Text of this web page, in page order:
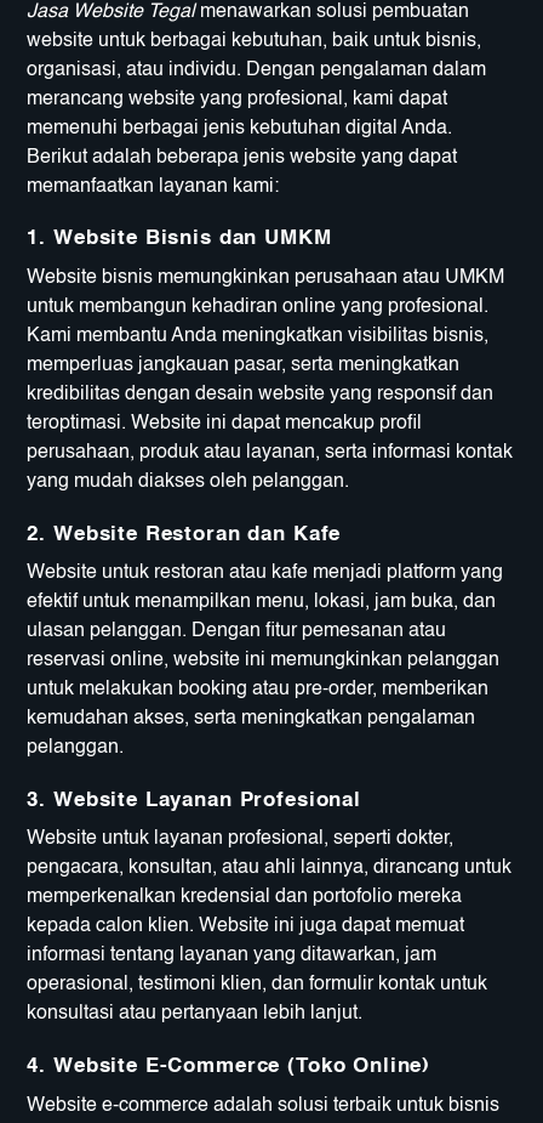
Jasa Website Tegalmenawarkan solusi pembuatan
website untuk berbagai kebutuhan, baik untuk bisnis,
organisasi, atau individu. Dengan pengalaman dalam
merancang website yang profesional, kami dapat
memenuhi berbagai jenis kebutuhan digital Anda.
Berikut adalah beberapa jenis website yang dapat
memanfaatkan layanan kami:
1. Website Bisnis dan UMKM
Website bisnis memungkinkan perusahaan atau UMKM
untuk membangun kehadiran online yang profesional.
Kami membantu Anda meningkatkan visibilitas bisnis,
memperluas jangkauan pasar, serta meningkatkan
kredibilitas dengan desain website yang responsif dan
teroptimasi. Website ini dapat mencakup profil
perusahaan, produk atau layanan, serta informasi kontak
yang mudah diakses oleh pelanggan.
2. Website Restoran dan Kafe
Website untuk restoran atau kafe menjadi platform yang
efektif untuk menampilkan menu, lokasi, jam buka, dan
ulasan pelanggan. Dengan fitur pemesanan atau
reservasi online, website ini memungkinkan pelanggan
untuk melakukan booking atau pre-order, memberikan
kemudahan akses, serta meningkatkan pengalaman
pelanggan.
3. Website Layanan Profesional
Website untuk layanan profesional, seperti dokter,
pengacara, konsultan, atau ahli lainnya, dirancang untuk
memperkenalkan kredensial dan portofolio mereka
kepada calon klien. Website ini juga dapat memuat
informasi tentang layanan yang ditawarkan, jam
operasional, testimoni klien, dan formulir kontak untuk
konsultasi atau pertanyaan lebih lanjut.
4. Website E-Commerce (Toko Online)
Website e-commerce adalah solusi terbaik untuk bisnis